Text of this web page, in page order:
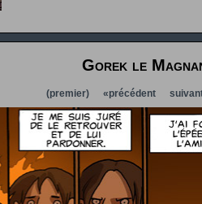
Gorek le
(premier) «précédent